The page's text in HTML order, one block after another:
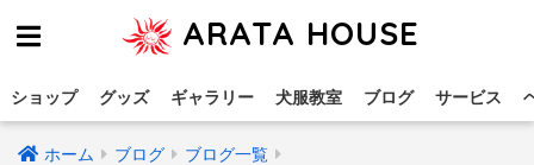
ARATA HOUSE
ショップ グッズ ギャラリー 犬服教室 ブログ サービス
ホーム ブログ ブログ一覧